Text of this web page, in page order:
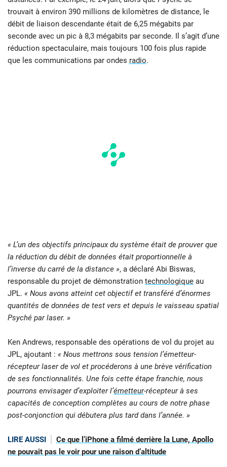
trouvait à environ 390 millions de kilomètres de distance, le
débit de liaison descendante était de 6,25 mégabits par
seconde avec un pic à 8,3 mégabits par seconde. Il s’agit d’une
réduction spectaculaire, mais toujours 100 fois plus rapide
que les communications par ondes radio.
« L’un des objectifs principaux du système était de prouver que
la réduction du débit de données était proportionnelle à
l’inverse du carré de la distance », a déclaré Abi Biswas,
responsable du projet de démonstration technologique au
JPL. « Nous avons atteint cet objectif et transféré d’énormes
quantités de données de test vers et depuis le vaisseau spatial
Psyché par laser. »
Ken Andrews, responsable des opérations de vol du projet au
JPL, ajoutant : « Nous mettrons sous tension l’émetteur-
récepteur laser de vol et procéderons à une brève vérification
de ses fonctionnalités. Une fois cette étape franchie, nous
pourrons envisager d’exploiter l’émetteur-récepteur à ses
capacités de conception complètes au cours de notre phase
post-conjonction qui débutera plus tard dans l’année. »
LIRE AUSSI
Ce que l’iPhone a filmé derrière la Lune, Apollo
ne pouvait pas le voir pour une raison d’altitude